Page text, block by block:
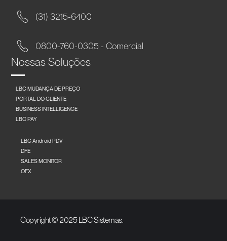
(31) 3215-6400
0800-760-0305 - Comercial
Nossas Soluções
LBC MUDANÇA DE PREÇO
PORTAL DO CLIENTE
BUSINESS INTELLIGENCE
LBC PAY
LBC Android PDV
DFE
SALES MONITOR
OFX
Copyright © 2025 LBC Sistemas.